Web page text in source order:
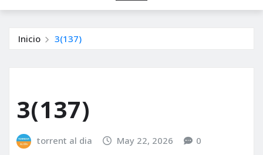
Inicio 3(137)
3(137)
torrent al dia May 22, 2026 0